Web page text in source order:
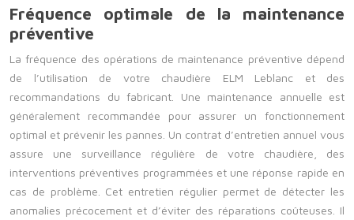
Fréquence optimale de la maintenance
préventive
La fréquence des opérations de maintenance préventive dépend
de l’utilisation de votre chaudière ELM Leblanc et des
recommandations du fabricant. Une maintenance annuelle est
généralement recommandée pour assurer un fonctionnement
optimal et prévenir les pannes. Un contrat d’entretien annuel vous
assure une surveillance régulière de votre chaudière, des
interventions préventives programmées et une réponse rapide en
cas de problème. Cet entretien régulier permet de détecter les
anomalies précocement et d’éviter des réparations coûteuses. Il